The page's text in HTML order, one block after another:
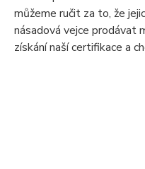
můžeme ručit za to, že
násadová vejce prodávat
získání naší certifikace a